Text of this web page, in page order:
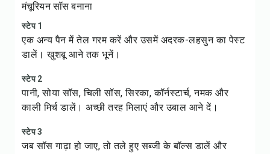
मंचूरियन सॉस बनाना
स्टेप 1
एक अन्य पैन में तेल गरम करें और उसमें अदरक-लहसुन का पेस्ट
डालें। खुशबू आने तक भूनें।
स्टेप 2
पानी, सोया सॉस, चिली सॉस, सिरका, कॉर्नस्टार्च, नमक और
काली मिर्च डालें। अच्छी तरह मिलाएं और उबाल आने दें।
स्टेप 3
जब सॉस गाढ़ा हो जाए, तो तले हुए सब्जी के बॉल्स डालें और